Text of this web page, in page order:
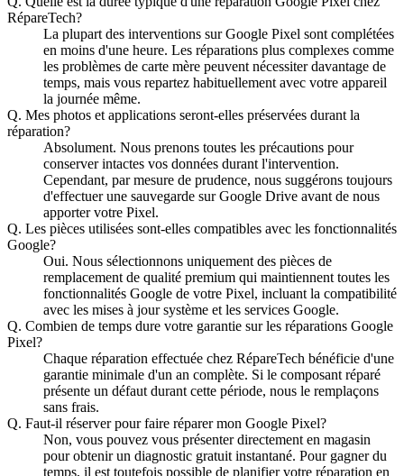
RépareTech?
La plupart des interventions sur Google Pixel sont complétées
en moins d'une heure. Les réparations plus complexes comme
les problèmes de carte mère peuvent nécessiter davantage de
temps, mais vous repartez habituellement avec votre appareil
la journée même.
Q. Mes photos et applications seront-elles préservées durant la
réparation?
Absolument. Nous prenons toutes les précautions pour
conserver intactes vos données durant l'intervention.
Cependant, par mesure de prudence, nous suggérons toujours
d'effectuer une sauvegarde sur Google Drive avant de nous
apporter votre Pixel.
Q. Les pièces utilisées sont-elles compatibles avec les fonctionnalités
Google?
Oui. Nous sélectionnons uniquement des pièces de
remplacement de qualité premium qui maintiennent toutes les
fonctionnalités Google de votre Pixel, incluant la compatibilité
avec les mises à jour système et les services Google.
Q. Combien de temps dure votre garantie sur les réparations Google
Pixel?
Chaque réparation effectuée chez RépareTech bénéficie d'une
garantie minimale d'un an complète. Si le composant réparé
présente un défaut durant cette période, nous le remplaçons
sans frais.
Q. Faut-il réserver pour faire réparer mon Google Pixel?
Non, vous pouvez vous présenter directement en magasin
pour obtenir un diagnostic gratuit instantané. Pour gagner du
temps, il est toutefois possible de planifier votre réparation en